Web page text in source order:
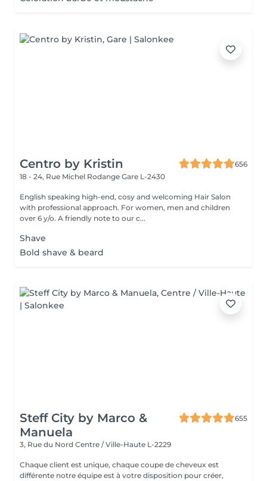
Centro by Kristin
656
18 - 24, Rue Michel Rodange Gare L-2430
English speaking high-end, cosy and welcoming Hair Salon
with professional approach. For women, men and children
over 6 y/o. A friendly note to our c...
Shave
Bold shave & beard
Steff City by Marco &
Manuela
655
3, Rue du Nord Centre / Ville-Haute L-2229
Chaque client est unique, chaque coupe de cheveux est
différente notre équipe est à votre disposition pour créer,